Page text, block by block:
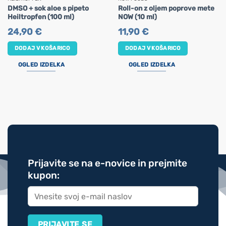
DMSO + sok aloe s pipeto
Heiltropfen (100 ml)
24,90€
DODAJ V KOŠARICO
OGLED IZDELKA
Roll-on z oljem poprove mete
NOW (10 ml)
11,90€
DODAJ V KOŠARICO
OGLED IZDELKA
Prijavite se na e-novice in prejmite
kupon: